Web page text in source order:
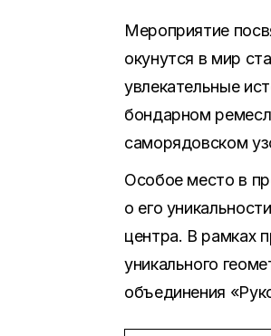
Мероприятие
окунутся в мир
увлекательные
бондарном
саморядовском
Особое место в
о его
центра. В рамках
уникального
объединения